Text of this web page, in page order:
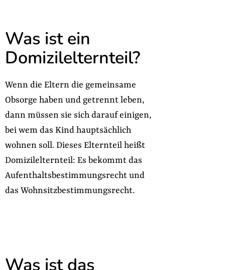
Was ist ein
Domizilelternteil?
Wenn die Eltern die gemeinsame
Obsorge haben und getrennt leben,
dann müssen sie sich darauf einigen,
bei wem das Kind hauptsächlich
wohnen soll. Dieses Elternteil heißt
Domizilelternteil: Es bekommt das
Aufenthaltsbestimmungsrecht und
das Wohnsitzbestimmungsrecht.
Was ist das